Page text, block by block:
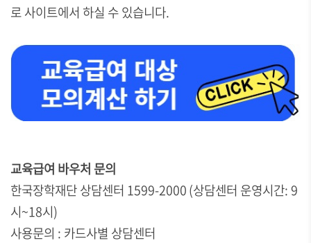
로 사이트에서 하실 수 있습니다.
교육급여 바우처 문의
한국장학재단 상담센터 1599-2000 (상담센터 운영시간: 9
시~18시)
사용문의 : 카드사별 상담센터